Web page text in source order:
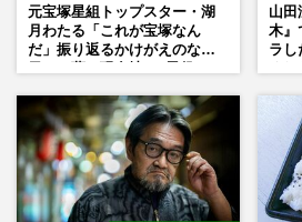
元宝塚星組トップスター・湖
月わたる「これが宝塚なん
だ」振り返るかけがえのない
山田
木』
ラし